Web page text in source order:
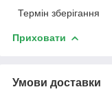
Термін зберігання
Приховати
Умови доставки